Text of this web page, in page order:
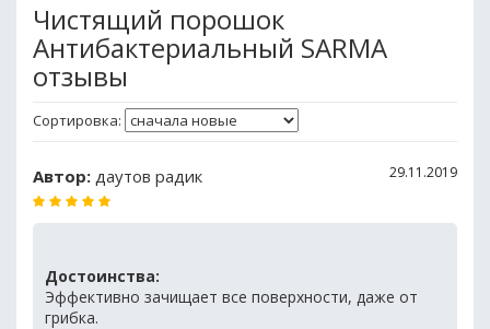
Чистящий порошок
Антибактериальный SARMA
отзывы
Сортировка:
Автор: даутов радик 29.11.2019
Достоинства:
Эффективно зачищает все поверхности, даже от
грибка.